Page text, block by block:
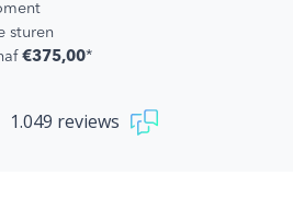
sturen
€375,00*
1.049 reviews